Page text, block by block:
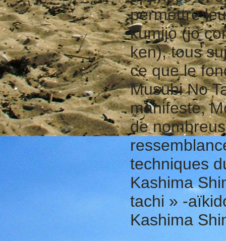
permettre
kumijo (jo
ken), tous
ce que le
Musubi No
manifeste,
de
techniques
Kashima
tachi » -
Kashima